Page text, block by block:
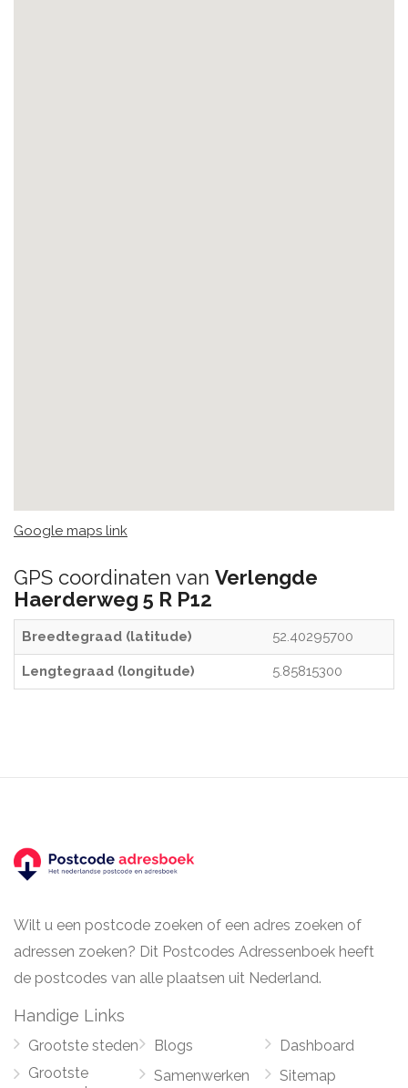
Google maps link
GPS coordinaten van Verlengde
Haerderweg 5 R P12
Breedtegraad (latitude) 52.40295700
Lengtegraad (longitude) 5.85815300
Wilt u een postcode zoeken of een adres zoeken of
adressen zoeken? Dit Postcodes Adressenboek heeft
de postcodes van alle plaatsen uit Nederland.
Handige Links
Grootste steden
Grootste
Blogs
Samenwerken
Dashboard
Sitemap